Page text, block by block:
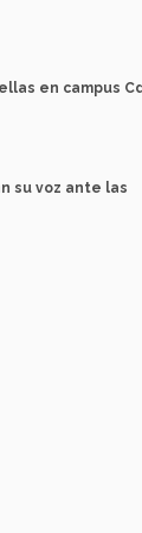
en campus
su voz ante las